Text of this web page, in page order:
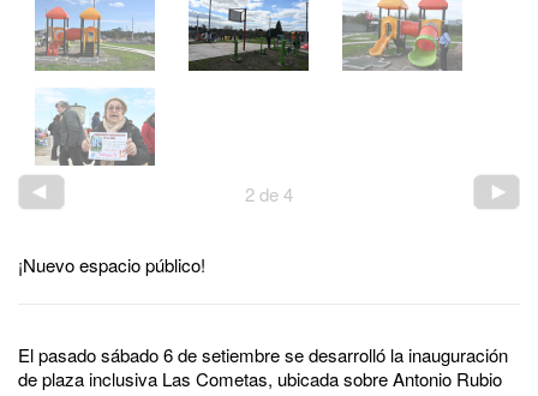
2de4
¡Nuevo espacio público!
El pasado sábado 6 de setiembre se desarrolló la inauguración
de plaza inclusiva Las Cometas, ubicada sobre Antonio Rubio